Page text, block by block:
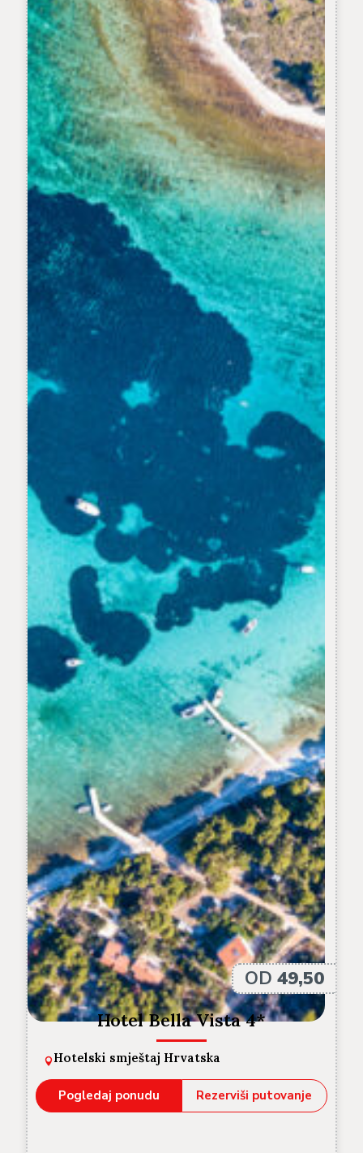
OD 49,50
Hotel Bella Vista 4*
Hotelski smještaj Hrvatska
Pogledaj ponudu Rezerviši putovanje